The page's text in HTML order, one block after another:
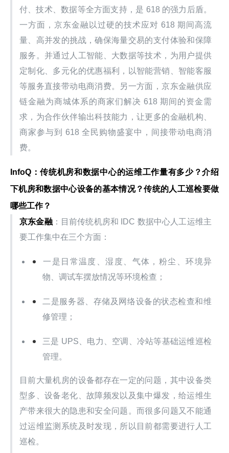
付、技术、数据等全方面支持，是 618 的强力后盾。
一方面，京东金融以过硬的技术应对 618 期间高流
量、高并发的挑战，确保海量交易的支付体验和保障
服务。并通过人工智能、大数据等技术，为用户提供
定制化、多元化的优惠福利，以智能营销、智能客服
等服务直接带动电商消费。另一方面，京东金融供应
链金融为商城体系的商家们解决 618 期间的资金需
求，为合作伙伴输出科技能力，让更多的金融机构、
商家参与到 618 全民购物盛宴中，间接带动电商消
费。
InfoQ：传统机房和数据中心的运维工作量有多少？介绍
下机房和数据中心设备的基本情况？传统的人工巡检要做
哪些工作？
京东金融：目前传统机房和 IDC 数据中心人工运维主
要工作集中在三个方面：
一是日常温度、湿度、气体，粉尘、环境异
物、调试车摆放情况等环境检查；
二是服务器、存储及网络设备的状态检查和维
修管理；
三是 UPS、电力、空调、冷站等基础运维巡检
管理。
目前大量机房的设备都存在一定的问题，其中设备类
型多、设备老化、故障频发以及集中爆发，给运维生
产带来很大的隐患和安全问题。而很多问题又不能通
过运维监测系统及时发现，所以目前都需要进行人工
巡检。